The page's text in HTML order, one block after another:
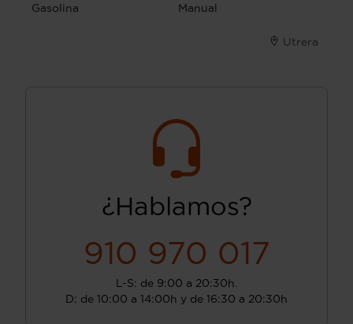
Gasolina
Manual
Utrera
¿Hablamos?
910 970 017
L-S: de 9:00 a 20:30h.
D: de 10:00 a 14:00h y de 16:30 a 20:30h